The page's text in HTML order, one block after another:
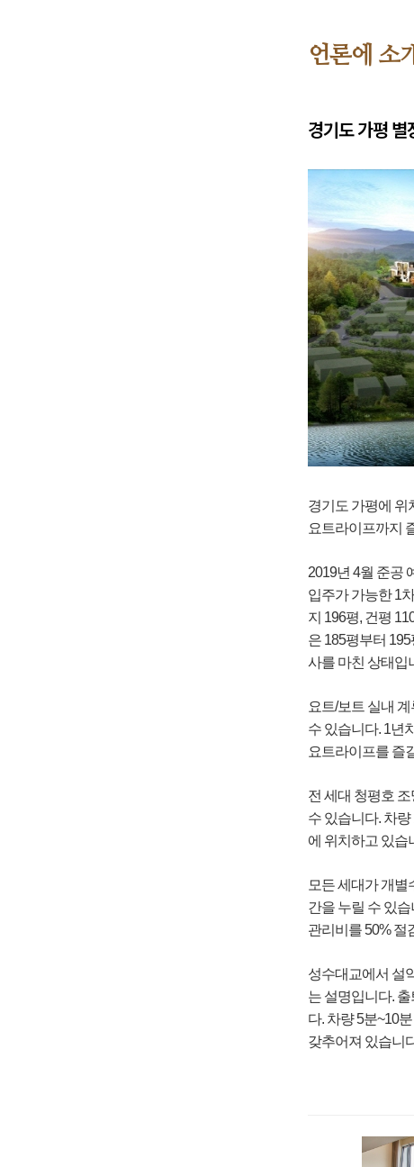
펠
리
마
나
평-
언
론
에
소
개
된
까
사
펠
리
체
언론에 소
경기도 가평
경기도 가평에 위
요트라이프까지
2019년 4월 준공
입주가 가능한 1
지 196평, 건평
은 185평부터
사를 마친 상태입
요트/보트 실내
수 있습니다. 1년
요트라이프를 즐
전 세대 청평호
수 있습니다. 차
에 위치하고 있습
모든 세대가 개
간을 누릴 수 있
관리비를 50% 절
성수대교에서 설
는 설명입니다.
다. 차량 5분~10
갖추어져 있습니